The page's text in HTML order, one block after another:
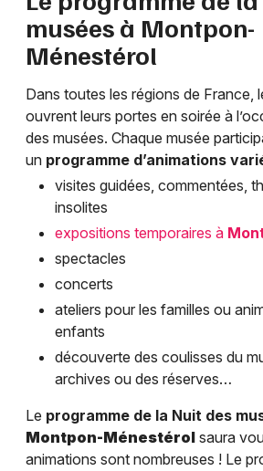
musées à Montpon-
Ménestérol
Dans toutes les régions de France,
ouvrent leurs portes en soirée à
des musées. Chaque musée
un programme d’animations
visites guidées, commentées,
insolites
expositions temporaires à
spectacles
concerts
ateliers pour les familles ou
enfants
découverte des coulisses du
archives ou des réserves…
Le programme de la Nuit des
Montpon-Ménestérol saura
animations sont nombreuses ! Le